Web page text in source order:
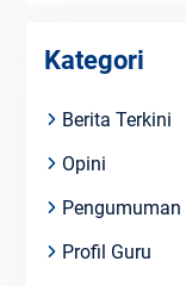
Kategori
Berita Terkini
Opini
Pengumuman
Profil Guru